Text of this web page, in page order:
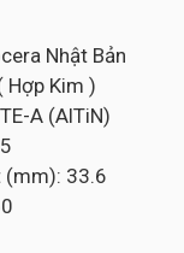
Nhật Bản
Hợp Kim )
A (AlTiN)
(mm): 33.6